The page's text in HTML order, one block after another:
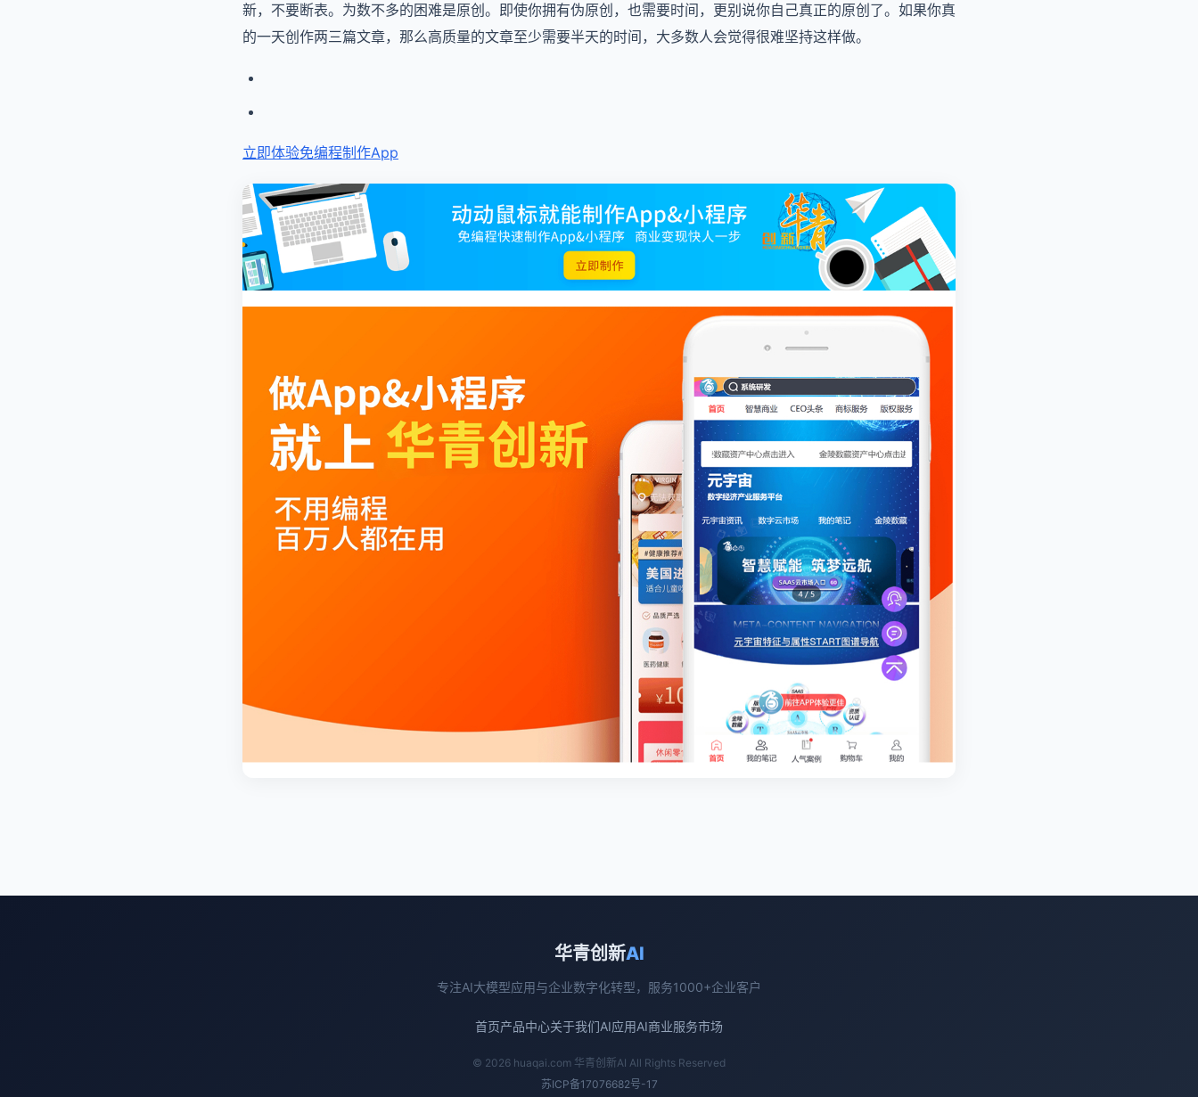
新，不要断表。为数不多的困难是原创。即使你拥有伪原创，也需要时间，更别说你自己真正的原创了。如果你真
的一天创作两三篇文章，那么高质量的文章至少需要半天的时间，大多数人会觉得很难坚持这样做。
立即体验免编程制作App
华青创新AI
专注AI大模型应用与企业数字化转型，服务1000+企业客户
首页产品中心关于我们AI应用AI商业服务市场
© 2026 huaqai.com 华青创新AI All Rights Reserved
苏ICP备17076682号-17